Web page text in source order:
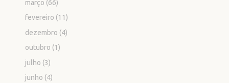
março (66)
fevereiro (11)
dezembro (4)
outubro (1)
julho (3)
junho (4)